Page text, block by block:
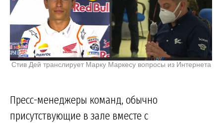
Стив Дей транслирует Марку Маркесу вопросы из Интернета
Пресс-менеджеры команд, обычно
присутствующие в зале вместе с